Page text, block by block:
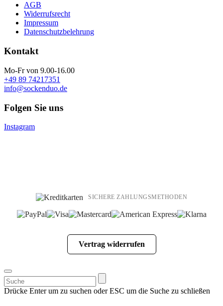
AGB
Widerrufsrecht
Impressum
Datenschutzbelehrung
Kontakt
Mo-Fr von 9.00-16.00
+49 89 74217351
info@sockenduo.de
Folgen Sie uns
Instagram
SICHERE ZAHLUNGSMETHODEN
Vertrag widerrufen
Suchen
nach:
Drücke Enter um zu suchen oder ESC um die Suche zu schließen